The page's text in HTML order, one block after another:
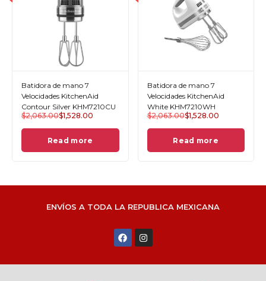
Batidora de mano 7
Velocidades KitchenAid
Contour Silver KHM7210CU
$2,063.00$1,528.00
Read more
Batidora de mano 7
Velocidades KitchenAid
White KHM7210WH
$2,063.00$1,528.00
Read more
ENVÍOS A TODA LA REPUBLICA MEXICANA